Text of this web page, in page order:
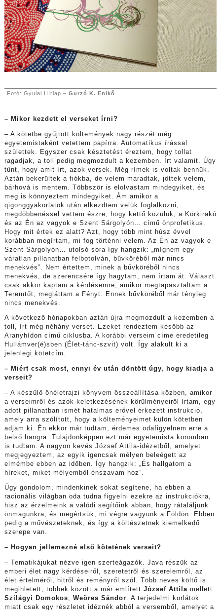
Fotó: Gyulai Hírlap – Gurzó K. Enikő
– Mikor kezdett el verseket írni?
– A kötetbe gyűjtött költemények nagy részét még
egyetemistaként vetettem papírra. Automatikus írással
születtek. Egyszer csak késztetést éreztem, hogy tollat
ragadjak, a toll pedig megmozdult a kezemben. Írt valamit. Úgy
tűnt, hogy amit írt, azok versek. Még rímek is voltak bennük.
Aztán bekerültek a fiókba, de velem maradtak, jöttek velem,
bárhová is mentem. Többször is elolvastam mindegyiket, és
meg is könnyeztem mindegyiket. Ám amikor a
qigonggyakorlatok után elkezdtem velük foglalkozni,
megdöbbenéssel vettem észre, hogy kettő közülük, a Körkirakó
és az Én az vagyok e Szent Sárgolyón… című önprofetikus.
Hogy mit értek ez alatt? Azt, hogy több mint húsz évvel
korábban megírtam, mi fog történni velem. Az Én az vagyok e
Szent Sárgolyón… utolsó sora így hangzik: „mígnem egy
váratlan pillanatban felbotolván, bűvköréből már nincs
menekvés”. Nem értettem, minek a bűvköréből nincs
menekvés, de szerencsére így hagytam, nem írtam át. Választ
csak akkor kaptam a kérdésemre, amikor megtapasztaltam a
Teremtőt, megláttam a Fényt. Ennek bűvköréből már tényleg
nincs menekvés.
A következő hónapokban aztán újra megmozdult a kezemben a
toll, írt még néhány verset. Ezeket rendeztem később az
Aranyhídon című ciklusba. A korábbi verseim címe eredetileg
Hullámver(é)sben (Élet-tánc-szvit) volt. Így alakult ki a
jelenlegi kötetcím.
– Miért csak most, ennyi év után döntött úgy, hogy kiadja a
verseit?
– A készülő önéletrajzi könyvem összeállítása közben, amikor
a verseimről és azok keletkezésének körülményeiről írtam, egy
adott pillanatban ismét hatalmas erővel érkezett instrukció,
amely arra szólított, hogy a költeményeimet külön kötetben
adjam ki. Én ekkor már tudtam, érdemes odafigyelnem erre a
belső hangra. Tulajdonképpen ezt már egyetemista koromban
is tudtam. A nagyon kevés József Attila-idézetből, amelyet
megjegyeztem, az egyik igencsak mélyen beleégett az
elmémbe ebben az időben. Így hangzik: „És hallgatom a
híreket, miket mélyemből énszavam hoz”.
Úgy gondolom, mindenkinek sokat segítene, ha ebben a
racionális világban oda tudna figyelni ezekre az instrukciókra,
hisz az érzelmeink a valódi segítőink abban, hogy rátaláljunk
önmagunkra, és megértsük, mi végre vagyunk a Földön. Ebben
pedig a művészeteknek, és így a költészetnek kiemelkedő
szerepe van.
– Hogyan jellemezné első kötetének verseit?
– Tematikájukat nézve igen szerteágazók. Java részük az
emberi élet nagy kérdéseiről, szeretetről és szerelemről, az
élet értelméről, hitről és reményről szól. Több neves költő is
megihletett, többek között a már említett József Attila mellett
Szilágyi Domokos
Weöres Sándor . A terjedelmi korlátok
miatt csak egy részletet idéznék abból a versemből, amelyet a